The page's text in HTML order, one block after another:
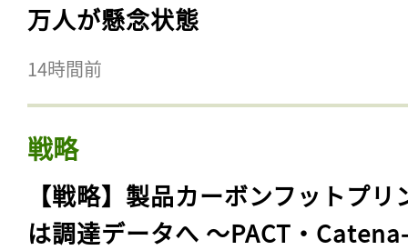
万人が懸念状態
14時間前
戦略
【戦略】製品カーボンフットプリ
は調達データへ 〜PACT・